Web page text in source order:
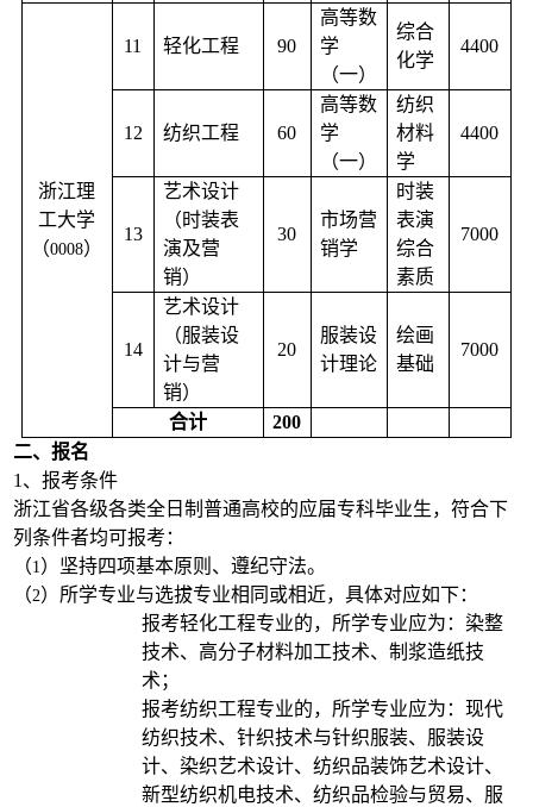
浙江理
工大学
（0008）
11 轻化工程 90
高等数
学
（一）
综合
化学
4400
12 纺织工程 60
高等数
学
（一）
纺织
材料
学
4400
13
艺术设计
（时装表
演及营
销）
30
市场营
销学
时装
表演
综合
素质
7000
14
艺术设计
（服装设
计与营
销）
20
服装设
计理论
绘画
基础
7000
合计
200
二、报名
1 、报考条件
浙江省各级各类全日制普通高校的应届专科毕业生，符合下
列条件者均可报考：
（1）坚持四项基本原则、遵纪守法。
（2）所学专业与选拔专业相同或相近，具体对应如下：
报考轻化工程专业的，所学专业应为：染整
技术、高分子材料加工技术、制浆造纸技
术；
报考纺织工程专业的，所学专业应为：现代
纺织技术、针织技术与针织服装、服装设
计、染织艺术设计、纺织品装饰艺术设计、
新型纺织机电技术、纺织品检验与贸易、服